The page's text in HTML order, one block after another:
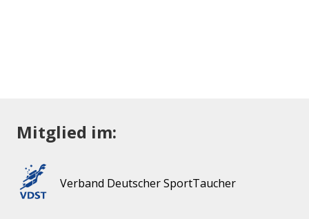
Mitglied im:
Verband Deutscher SportTaucher